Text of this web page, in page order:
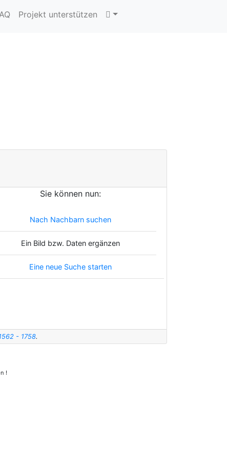
Projekt unterstützen
Sie können nun:
Nach Nachbarn suchen
Ein Bild bzw. Daten ergänzen
Eine neue Suche starten
- 1758.
!